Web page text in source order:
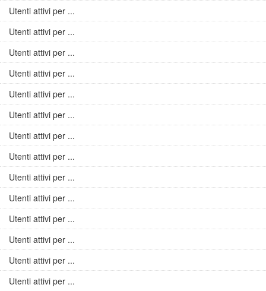
Utenti attivi per ...
Utenti attivi per ...
Utenti attivi per ...
Utenti attivi per ...
Utenti attivi per ...
Utenti attivi per ...
Utenti attivi per ...
Utenti attivi per ...
Utenti attivi per ...
Utenti attivi per ...
Utenti attivi per ...
Utenti attivi per ...
Utenti attivi per ...
Utenti attivi per ...